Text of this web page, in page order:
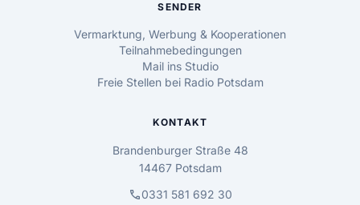
SENDER
Vermarktung, Werbung & Kooperationen
Teilnahmebedingungen
Mail ins Studio
Freie Stellen bei Radio Potsdam
KONTAKT
Brandenburger Straße 48
14467 Potsdam
call0331 581 692 30